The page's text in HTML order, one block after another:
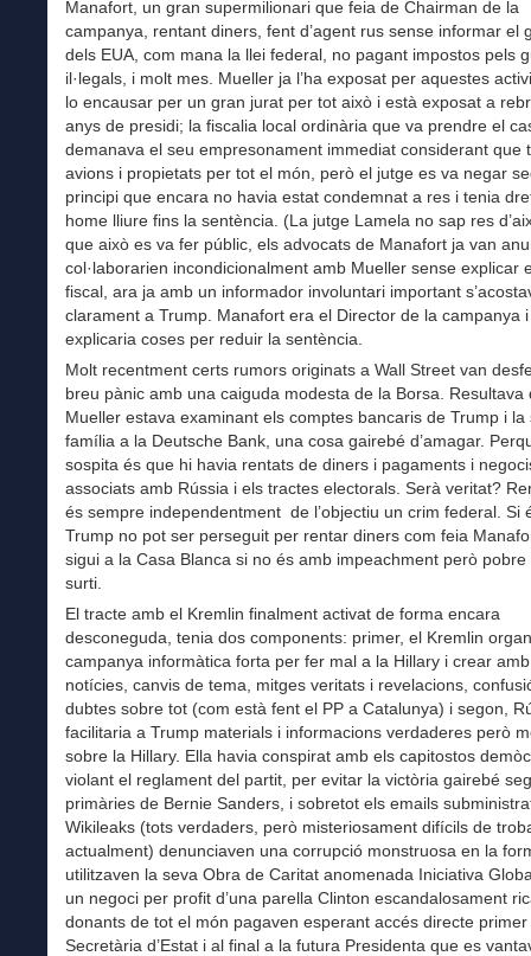
Manafort, un gran supermilionari que feia de Chairman de la
campanya, rentant diners, fent d’agent rus sense informar el
dels EUA, com mana la llei federal, no pagant impostos pels
il·legals, i molt mes. Mueller ja l’ha exposat per aquestes
lo encausar per un gran jurat per tot això i està exposat a
anys de presidi; la fiscalia local ordinària que va prendre el
demanava el seu empresonament immediat considerant que
avions i propietats per tot el món, però el jutge es va negar
principi que encara no havia estat condemnat a res i tenia
home lliure fins la sentència. (La jutge Lamela no sap res
que això es va fer públic, els advocats de Manafort ja van
col·laborarien incondicionalment amb Mueller sense explicar
fiscal, ara ja amb un informador involuntari important
clarament a Trump. Manafort era el Director de la campanya
explicaria coses per reduir la sentència.
Molt recentment certs rumors originats a Wall Street van
breu pànic amb una caiguda modesta de la Borsa. Resultava
Mueller estava examinant els comptes bancaris de Trump i la
família a la Deutsche Bank, una cosa gairebé d’amagar.
sospita és que hi havia rentats de diners i pagaments i
associats amb Rússia i els tractes electorals. Serà veritat?
és sempre independentment de l’objectiu un crim federal. Si
Trump no pot ser perseguit per rentar diners com feia
sigui a la Casa Blanca si no és amb impeachment però pobre
surti.
El tracte amb el Kremlin finalment activat de forma encara
desconeguda, tenia dos components: primer, el Kremlin
campanya informàtica forta per fer mal a la Hillary i crear
notícies, canvis de tema, mitges veritats i revelacions,
dubtes sobre tot (com està fent el PP a Catalunya) i segon,
facilitaria a Trump materials i informacions verdaderes però
sobre la Hillary. Ella havia conspirat amb els capitostos
violant el reglament del partit, per evitar la victòria gairebé
primàries de Bernie Sanders, i sobretot els emails
Wikileaks (tots verdaders, però misteriosament difícils de
actualment) denunciaven una corrupció monstruosa en la
utilitzaven la seva Obra de Caritat anomenada Iniciativa
un negoci per profit d’una parella Clinton escandalosament
donants de tot el món pagaven esperant accés directe primer
Secretària d’Estat i al final a la futura Presidenta que es